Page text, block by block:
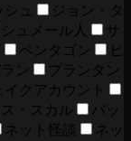
ュ
ジョン・タ
シュメール人
サ
ペンタゴン
ヒ
ン
プランタン
イクアカウント
・スカル
バッ
ネット怪談
ネッ